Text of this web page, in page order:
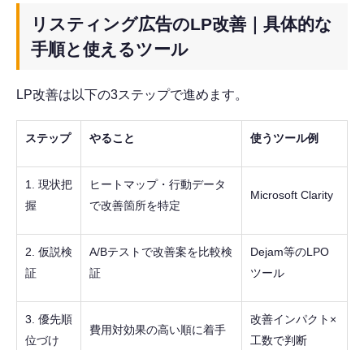
リスティング広告のLP改善｜具体的な
手順と使えるツール
LP改善は以下の3ステップで進めます。
ステップ やること 使うツール例
1. 現状把
握
ヒートマップ・行動データ
で改善箇所を特定
Microsoft Clarity
2. 仮説検
証
A/Bテストで改善案を比較検
証
Dejam等のLPO
ツール
3. 優先順
位づけ
費用対効果の高い順に着手
改善インパクト×
工数で判断